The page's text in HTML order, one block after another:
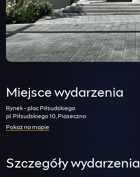
Miejsce wydarzenia
Rynek - plac Piłsudskiego
pl. Piłsudskiego 10, Piaseczno
Pokaż na mapie
Szczegóły wydarzenia